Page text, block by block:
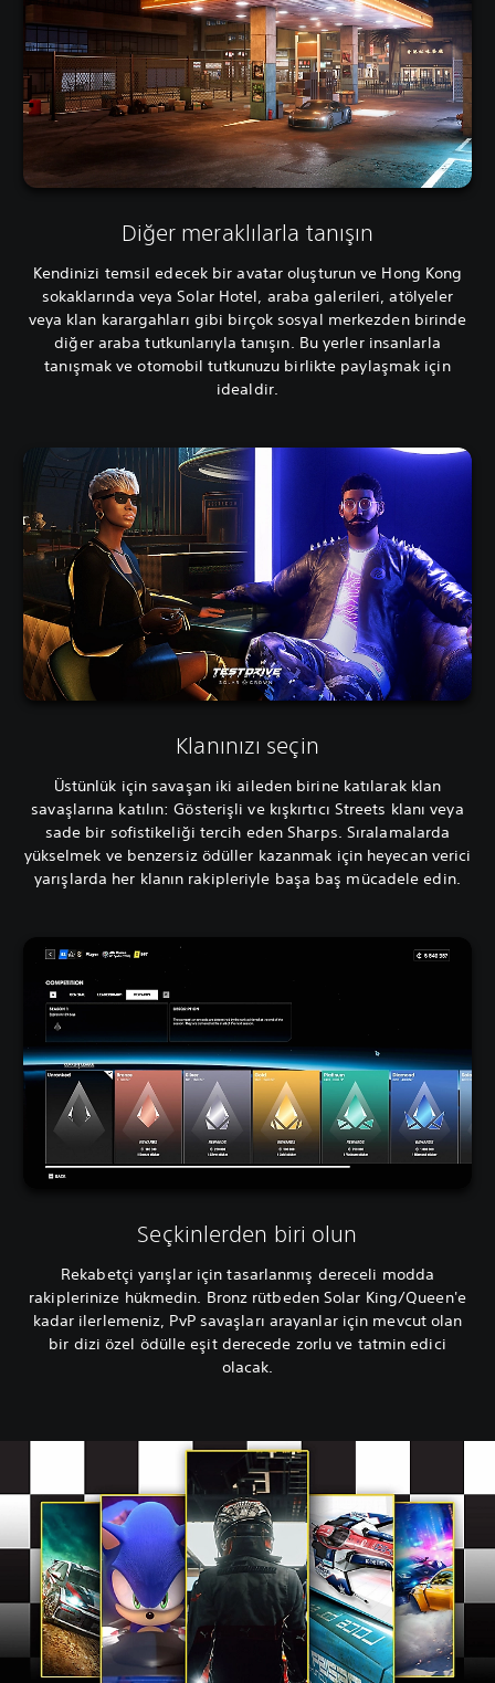
Diğer meraklılarla tanışın
Kendinizi temsil edecek bir avatar oluşturun ve Hong Kong
sokaklarında veya Solar Hotel, araba galerileri, atölyeler
veya klan karargahları gibi birçok sosyal merkezden birinde
diğer araba tutkunlarıyla tanışın. Bu yerler insanlarla
tanışmak ve otomobil tutkunuzu birlikte paylaşmak için
idealdir.
Klanınızı seçin
Üstünlük için savaşan iki aileden birine katılarak klan
savaşlarına katılın: Gösterişli ve kışkırtıcı Streets klanı veya
sade bir sofistikeliği tercih eden Sharps. Sıralamalarda
yükselmek ve benzersiz ödüller kazanmak için heyecan verici
yarışlarda her klanın rakipleriyle başa baş mücadele edin.
Seçkinlerden biri olun
Rekabetçi yarışlar için tasarlanmış dereceli modda
rakiplerinize hükmedin. Bronz rütbeden Solar King/Queen'e
kadar ilerlemeniz, PvP savaşları arayanlar için mevcut olan
bir dizi özel ödülle eşit derecede zorlu ve tatmin edici
olacak.